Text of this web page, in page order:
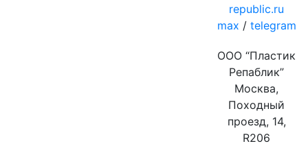
republic.ru
max / telegram
ООО “Пластик
Репаблик”
Москва,
Походный
проезд, 14,
R206